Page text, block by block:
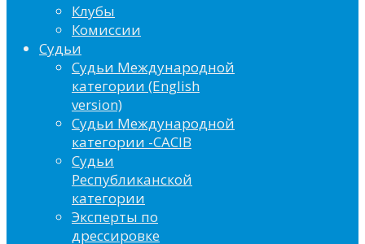
Клубы
Комиссии
Судьи
Судьи Международной
категории (English
version)
Судьи Международной
категории -CACIB
Судьи
Республиканской
категории
Эксперты по
дрессировке